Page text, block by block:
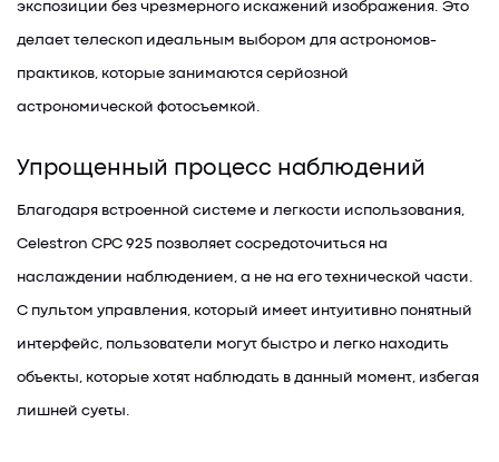
экспозиции без чрезмерного искажений изображения. Это
делает телескоп идеальным выбором для астрономов-
практиков, которые занимаются серйозной
астрономической фотосъемкой.
Упрощенный процесс наблюдений
Благодаря встроенной системе и легкости использования,
Celestron CPC 925 позволяет сосредоточиться на
наслаждении наблюдением, а не на его технической части.
С пультом управления, который имеет интуитивно понятный
интерфейс, пользователи могут быстро и легко находить
объекты, которые хотят наблюдать в данный момент, избегая
лишней суеты.